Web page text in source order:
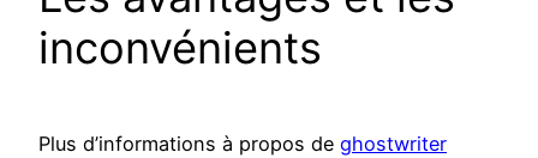
inconvénients
Plus d’informations à propos de ghostwriter